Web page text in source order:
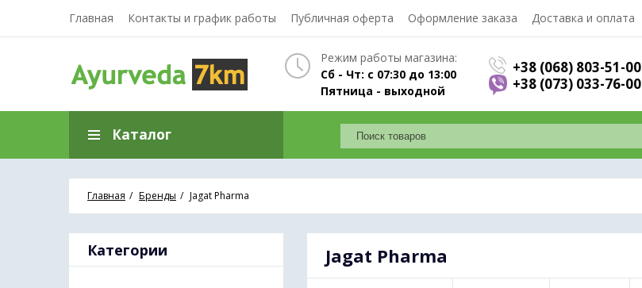
Главная Контакты и график работы Публичная оферта Оформление заказа Доставка и оплата
Режим работы магазина:
Сб - Чт: с 07:30 до 13:00
Пятница - выходной
+38 (068) 803-51-00
+38 (073) 033-76-00
Каталог
Главная Бренды Jagat Pharma
Категории Jagat Pharma